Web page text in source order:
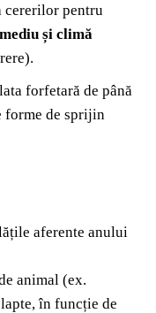
cererilor pentru
și climă
forfetară de până
forme de sprijin
aferente anului
animal (ex.
în funcție de